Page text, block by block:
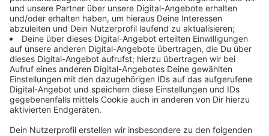
mutmaßlichen Täter überführen. Der verbrannte Igel
war am Freitag offenbar auf ein Stück Alufolie gelegt
und angezündet worden.
Anzeige
Zeugen werden gebeten, sich an die Polizei zu
wenden. Sie können sich aber auch telefonisch unter
0711-8605910 oder per E-Mail bei der